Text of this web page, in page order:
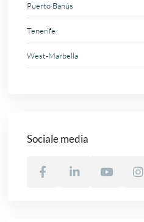
Puerto Banús
Tenerife
West-Marbella
Sociale media